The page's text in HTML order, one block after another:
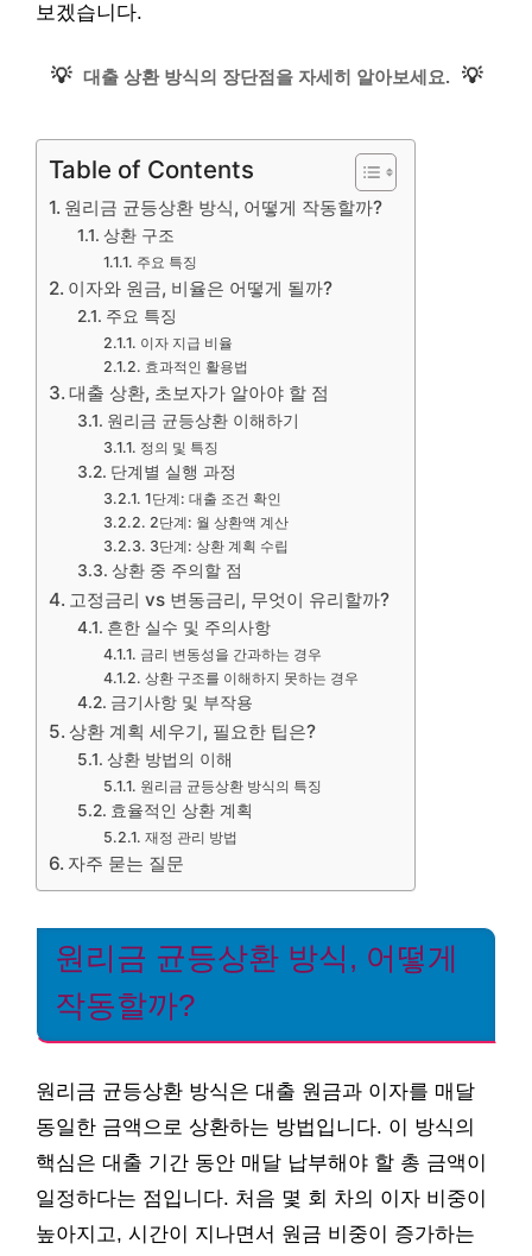
보겠습니다.
💡 대출 상환 방식의 장단점을 자세히 알아보세요. 💡
Table of Contents
원리금 균등상환 방식, 어떻게 작동할까?
상환 구조
주요 특징
이자와 원금, 비율은 어떻게 될까?
주요 특징
이자 지급 비율
효과적인 활용법
대출 상환, 초보자가 알아야 할 점
원리금 균등상환 이해하기
정의 및 특징
단계별 실행 과정
1단계: 대출 조건 확인
2단계: 월 상환액 계산
3단계: 상환 계획 수립
상환 중 주의할 점
고정금리 vs 변동금리, 무엇이 유리할까?
흔한 실수 및 주의사항
금리 변동성을 간과하는 경우
상환 구조를 이해하지 못하는 경우
금기사항 및 부작용
상환 계획 세우기, 필요한 팁은?
상환 방법의 이해
원리금 균등상환 방식의 특징
효율적인 상환 계획
재정 관리 방법
자주 묻는 질문
원리금 균등상환 방식, 어떻게
작동할까?
원리금 균등상환 방식은 대출 원금과 이자를 매달
동일한 금액으로 상환하는 방법입니다. 이 방식의
핵심은 대출 기간 동안 매달 납부해야 할 총 금액이
일정하다는 점입니다. 처음 몇 회 차의 이자 비중이
높아지고, 시간이 지나면서 원금 비중이 증가하는